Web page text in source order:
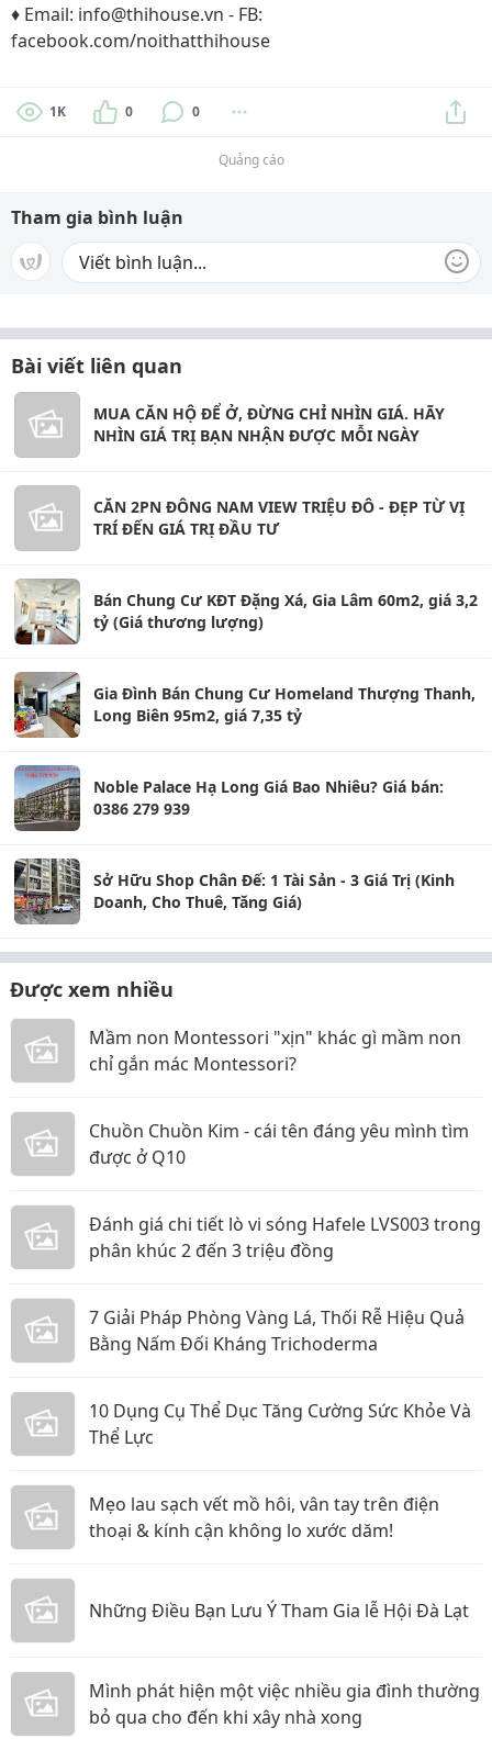
♦ Email: info@thihouse.vn - FB:
facebook.com/noithatthihouse
1K 0 0
Quảng cáo
Tham gia bình luận
Bài viết liên quan
MUA CĂN HỘ ĐỂ Ở, ĐỪNG CHỈ NHÌN GIÁ. HÃY
NHÌN GIÁ TRỊ BẠN NHẬN ĐƯỢC MỖI NGÀY
CĂN 2PN ĐÔNG NAM VIEW TRIỆU ĐÔ - ĐẸP TỪ VỊ
TRÍ ĐẾN GIÁ TRỊ ĐẦU TƯ
Bán Chung Cư KĐT Đặng Xá, Gia Lâm 60m2, giá 3,2
tỷ (Giá thương lượng)
Gia Đình Bán Chung Cư Homeland Thượng Thanh,
Long Biên 95m2, giá 7,35 tỷ
Noble Palace Hạ Long Giá Bao Nhiêu? Giá bán:
0386 279 939
Sở Hữu Shop Chân Đế: 1 Tài Sản - 3 Giá Trị (Kinh
Doanh, Cho Thuê, Tăng Giá)
Được xem nhiều
Mầm non Montessori "xịn" khác gì mầm non
chỉ gắn mác Montessori?
Chuồn Chuồn Kim - cái tên đáng yêu mình tìm
được ở Q10
Đánh giá chi tiết lò vi sóng Hafele LVS003 trong
phân khúc 2 đến 3 triệu đồng
7 Giải Pháp Phòng Vàng Lá, Thối Rễ Hiệu Quả
Bằng Nấm Đối Kháng Trichoderma
10 Dụng Cụ Thể Dục Tăng Cường Sức Khỏe Và
Thể Lực
Mẹo lau sạch vết mồ hôi, vân tay trên điện
thoại & kính cận không lo xước dăm!
Những Điều Bạn Lưu Ý Tham Gia lễ Hội Đà Lạt
Mình phát hiện một việc nhiều gia đình thường
bỏ qua cho đến khi xây nhà xong